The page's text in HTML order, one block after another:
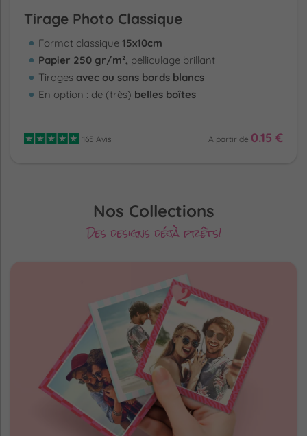
Tirage Photo Classique
Format classique 15x10cm
Papier 250 gr/m², pelliculage brillant
Tirages avec ou sans bords blancs
En option : de (très) belles boîtes
165 Avis A partir de 0.15 €
Nos Collections
Des designs déjà prêts!